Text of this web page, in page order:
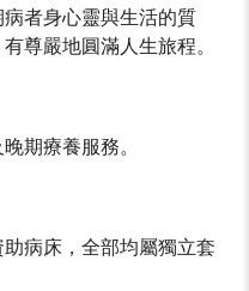
者身心靈與生活的質
尊嚴地圓滿人生旅程。
期療養服務。
病床，全部均屬獨立套